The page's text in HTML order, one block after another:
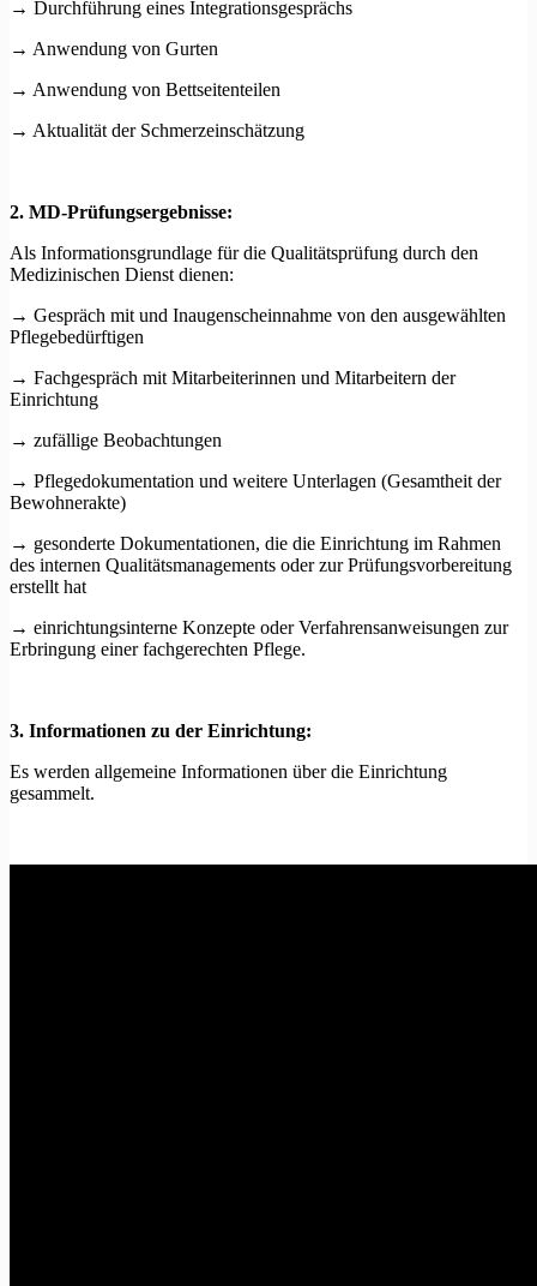
→ Durchführung eines Integrationsgesprächs
→ Anwendung von Gurten
→ Anwendung von Bettseitenteilen
→ Aktualität der Schmerzeinschätzung
2. MD-Prüfungsergebnisse:
Als Informationsgrundlage für die Qualitätsprüfung durch den
Medizinischen Dienst dienen:
→ Gespräch mit und Inaugenscheinnahme von den ausgewählten
Pflegebedürftigen
→ Fachgespräch mit Mitarbeiterinnen und Mitarbeitern der
Einrichtung
→ zufällige Beobachtungen
→ Pflegedokumentation und weitere Unterlagen (Gesamtheit der
Bewohnerakte)
→ gesonderte Dokumentationen, die die Einrichtung im Rahmen
des internen Qualitätsmanagements oder zur Prüfungsvorbereitung
erstellt hat
→ einrichtungsinterne Konzepte oder Verfahrensanweisungen zur
Erbringung einer fachgerechten Pflege.
3. Informationen zu der Einrichtung:
Es werden allgemeine Informationen über die Einrichtung
gesammelt.